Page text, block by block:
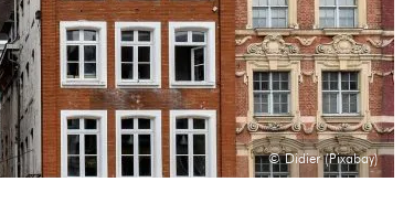
© Didier (Pixabay)